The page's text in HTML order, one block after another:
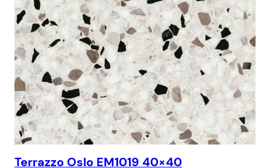
Terrazzo Oslo EM1019 40×40